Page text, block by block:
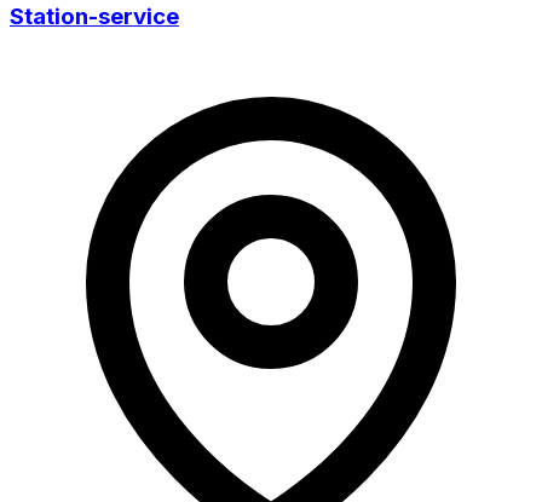
Station-service